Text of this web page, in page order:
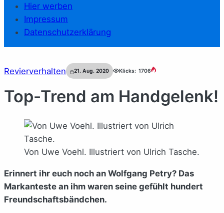
Hier werben
Impressum
Datenschutzerklärung
Revierverhalten 21. Aug. 2020 Klicks: 1706
Top-Trend am Handgelenk!
Von Uwe Voehl. Illustriert von Ulrich Tasche.
Erinnert ihr euch noch an Wolfgang Petry? Das
Markanteste an ihm waren seine gefühlt hundert
Freundschaftsbändchen.